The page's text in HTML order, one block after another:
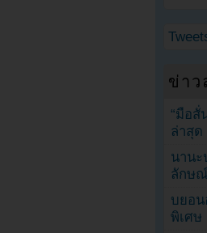
ข่าว
“มือสั่
ล่าสุด
นานะ
ลักษณ์
บยอน
พิเศษ